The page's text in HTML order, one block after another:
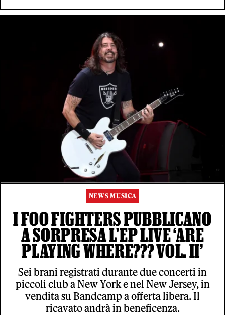
NEWS MUSICA
I FOO FIGHTERS PUBBLICANO
A SORPRESA L'EP LIVE ‘ARE
PLAYING WHERE??? VOL. II’
Sei brani registrati durante due concerti in
piccoli club a New York e nel New Jersey, in
vendita su Bandcamp a offerta libera. Il
ricavato andrà in beneficenza.